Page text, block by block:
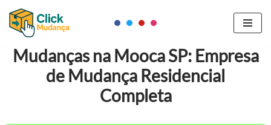
Pular
para
o
conteúdo
Mudanças na Mooca SP: Empresa
de Mudança Residencial
Completa